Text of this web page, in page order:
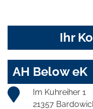
Ihr
AH Below eK
Im Kuhreiher 1
21357